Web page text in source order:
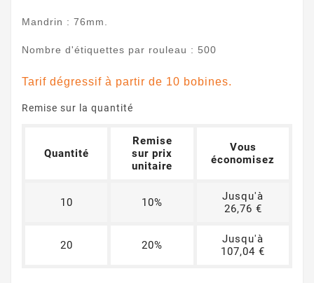
Mandrin : 76mm.
Nombre d'étiquettes par rouleau : 500
Tarif dégressif à partir de 10 bobines.
Remise sur la quantité
Quantité
Remise
sur prix
unitaire
Vous
économisez
10 10%
Jusqu'à
26,76 €
20 20%
Jusqu'à
107,04 €